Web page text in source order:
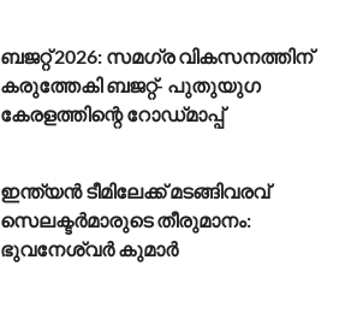
ബജറ്റ് 2026: സമഗ്ര വികസനത്തിന്
കരുത്തേകി ബജറ്റ്- പുതുയുഗ
കേരളത്തിന്റെ റോഡ്‌മാപ്പ്
ഇന്ത്യൻ ടീമിലേക്ക് മടങ്ങിവരവ്
സെലക്ടർമാരുടെ തീരുമാനം:
ഭുവനേശ്വർ കുമാർ